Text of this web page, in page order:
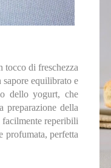
tocco di freschezza
equilibrato e
dello yogurt, che
preparazione della
reperibili
profumata, perfetta